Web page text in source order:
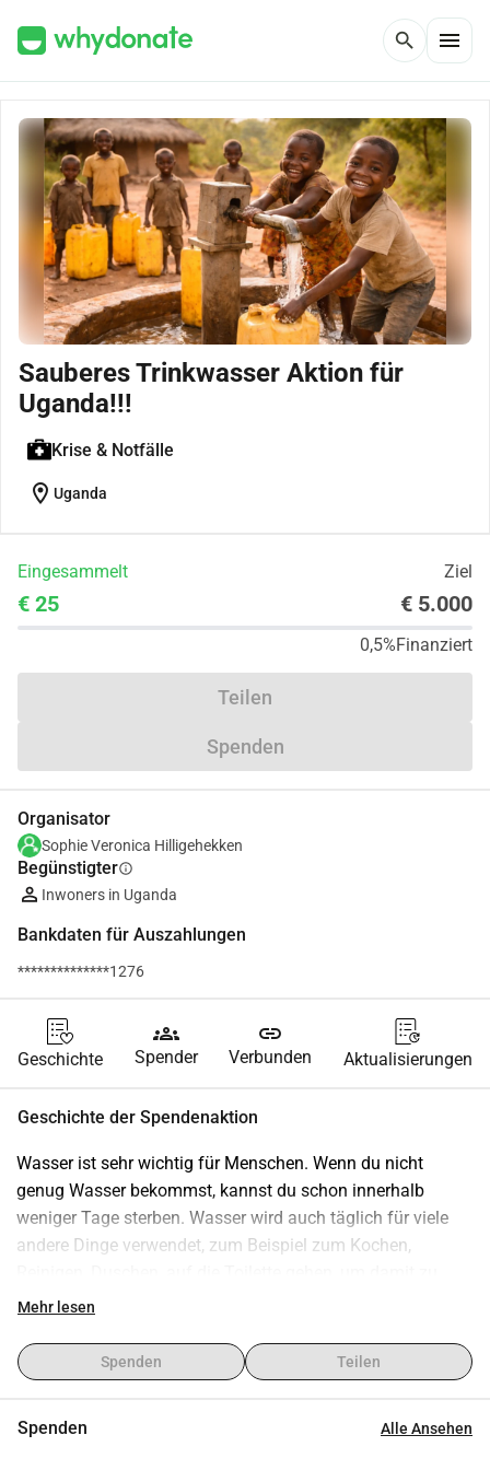
search menu
Sauberes Trinkwasser Aktion für
Uganda!!!
Krise & Notfälle
location_on Uganda
Eingesammelt Ziel
€ 25 € 5.000
0,5%Finanziert
Teilen
Spenden
Organisator
Sophie Veronica Hilligehekken
Begünstigterinfo
Inwoners in Uganda
Bankdaten für Auszahlungen
**************1276
Geschichte
groups
Spender
link
Verbunden Aktualisierungen
Geschichte der Spendenaktion
Wasser ist sehr wichtig für Menschen. Wenn du nicht
genug Wasser bekommst, kannst du schon innerhalb
weniger Tage sterben. Wasser wird auch täglich für viele
andere Dinge verwendet, zum Beispiel zum Kochen,
waschen und noch viel mehr. Für uns ist sauberes und
Wasser für den Haushaltsgebrauch kommt einfach aus
dem Wasserhahn. Aber in Uganda ist das für viele
Einwohner müssen täglich Stunden laufen, um Wasser zu
Mehr lesen
Spenden Teilen
Spenden Alle Ansehen